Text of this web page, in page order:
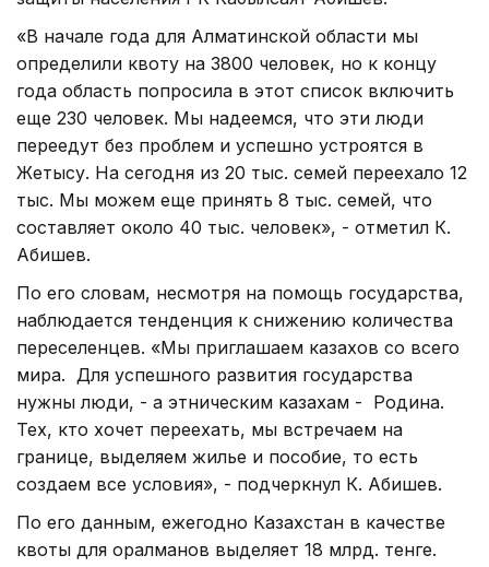
«В начале года для Алматинской области мы
определили квоту на 3800 человек, но к концу
года область попросила в этот список включить
еще 230 человек. Мы надеемся, что эти люди
переедут без проблем и успешно устроятся в
Жетысу. На сегодня из 20 тыс. семей переехало 12
тыс. Мы можем еще принять 8 тыс. семей, что
составляет около 40 тыс. человек», - отметил К.
Абишев.
По его словам, несмотря на помощь государства,
наблюдается тенденция к снижению количества
переселенцев. «Мы приглашаем казахов со всего
мира. Для успешного развития государства
нужны люди, - а этническим казахам - Родина.
Тех, кто хочет переехать, мы встречаем на
границе, выделяем жилье и пособие, то есть
создаем все условия», - подчеркнул К. Абишев.
По его данным, ежегодно Казахстан в качестве
квоты для оралманов выделяет 18 млрд. тенге.